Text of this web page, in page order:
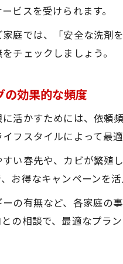
ビスを受けられます。
庭では、「安全な洗剤
チェックしましょう。
の効果的な頻度
活かすためには、依頼
フスタイルによって最適
い春先や、カビが繁殖
お得なキャンペーンを
の有無など、各家庭の
の相談で、最適なプラン